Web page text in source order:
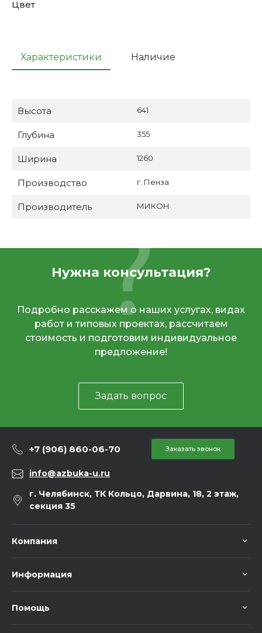
Цвет
Характеристики Наличие
Высота 641
Глубина 355
Ширина 1260
Производство г. Пенза
Производитель МИКОН
Нужна консультация?
Подробно расскажем о наших услугах, видах
работ и типовых проектах, рассчитаем
стоимость и подготовим индивидуальное
предложение!
Задать вопрос
+7 (906) 860-06-70 Заказать звонок
info@azbuka-u.ru
г. Челябинск, ТК Кольцо, Дарвина, 18, 2 этаж,
секция 35
Компания
Информация
Помощь